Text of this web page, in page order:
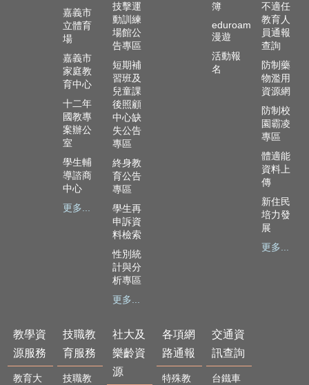
嘉義市
立體育
場
嘉義市
家庭教
育中心
十二年
國教專
案辦公
室
學生輔
導諮商
中心
更多...
技擊運
動訓練
場館公
告專區
短期補
習班及
兒童課
後照顧
中心缺
失公告
專區
終身教
育公告
專區
學生再
申訴資
料檢索
性別統
計與分
析專區
更多...
簿
eduroam
漫遊
活動報
名
不適任
教育人
員通報
查詢
防制藥
物濫用
資源網
防制校
園霸凌
專區
體適能
資料上
傳
新住民
培力發
展
更多...
教學資
源服務
教育大
技職教
育服務
技職教
社大及
樂齡資
源
各項網
路通報
特殊教
交通資
訊查詢
台鐵車